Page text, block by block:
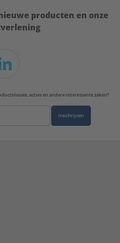
producten en onze
acties en andere interessante zaken?
Inschrijven